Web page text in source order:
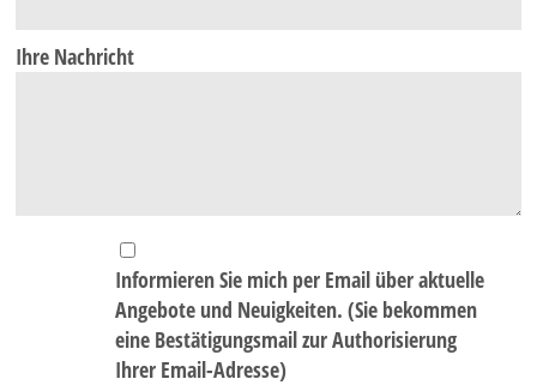
So erreichen Sie uns - Öffnungszeiten
Kontaktformular
REISEGUTSCHEINE
AKTUELLE AKTIONEN / NEWSLETTER
Ihre Nachricht
Informieren Sie mich per Email über aktuelle
Angebote und Neuigkeiten. (Sie bekommen
eine Bestätigungsmail zur Authorisierung
Ihrer Email-Adresse)